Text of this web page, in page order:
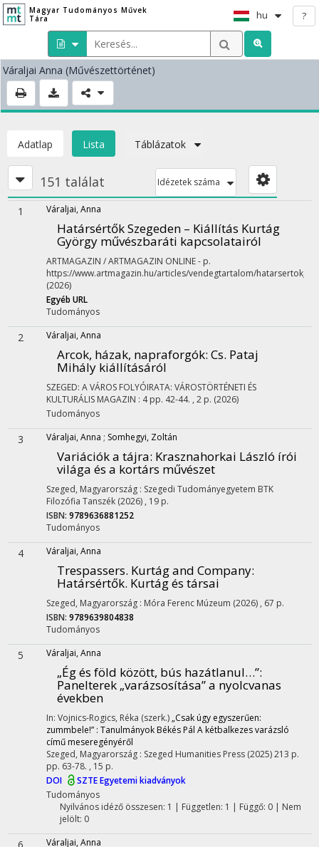
Magyar Tudományos Művek
Tára
hu ?
Váraljai Anna (Művészettörténet)
Adatlap Lista Táblázatok
151 találat Idézetek száma
1 Váraljai, Anna
Határsértők Szegeden – Kiállítás Kurtág
György művészbaráti kapcsolatairól
ARTMAGAZIN / ARTMAGAZIN ONLINE- p.
https://www.artmagazin.hu/articles/vendegtartalom/
(2026)
Egyéb URL
Tudományos
2 Váraljai, Anna
Arcok, házak, napraforgók: Cs. Pataj
Mihály kiállításáról
SZEGED: A VÁROS FOLYÓIRATA: VÁROSTÖRTÉNETI ÉS
KULTURÁLIS MAGAZIN : 4 pp. 42-44. , 2 p. (2026)
Tudományos
3 Váraljai, Anna ; Somhegyi, Zoltán
Variációk a tájra: Krasznahorkai László írói
világa és a kortárs művészet
Szeged, Magyarország : Szegedi Tudományegyetem BTK
Filozófia Tanszék (2026) , 19 p.
ISBN: 9789636881252
Tudományos
4 Váraljai, Anna
Trespassers. Kurtág and Company:
Határsértők. Kurtág és társai
Szeged, Magyarország : Móra Ferenc Múzeum (2026) , 67 p.
ISBN: 9789639804838
Tudományos
5 Váraljai, Anna
„Ég és föld között, bús hazátlanul…”:
Panelterek „varázsosítása” a nyolcvanas
években
In: Vojnics-Rogics, Réka (szerk.) „Csak úgy egyszerűen:
zummbele!” : Tanulmányok Békés Pál A kétbalkezes varázsló
című meseregényéről
Szeged, Magyarország : Szeged Humanities Press (2025)213 p.
pp. 63-78. , 15 p.
DOI
SZTE Egyetemi kiadványok
Tudományos
Nyilvános idéző összesen: 1 | Független: 1 | Függő: 0 | Nem
jelölt: 0
Váraljai, Anna